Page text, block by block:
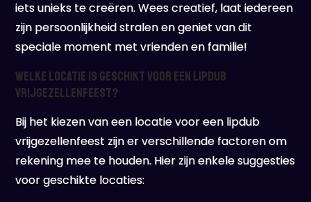
iets unieks te creëren. Wees creatief, laat iedereen
zijn persoonlijkheid stralen en geniet van dit
speciale moment met vrienden en familie!
Welke locatie is geschikt voor een lipdub
vrijgezellenfeest?
Bij het kiezen van een locatie voor een lipdub
vrijgezellenfeest zijn er verschillende factoren om
rekening mee te houden. Hier zijn enkele suggesties
voor geschikte locaties: